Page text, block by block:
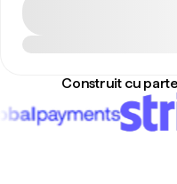
Construit cu